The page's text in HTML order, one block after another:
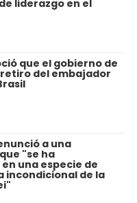
liderazgo en el
que el gobierno de
del embajador
a una
"se ha
una especie de
incondicional de la